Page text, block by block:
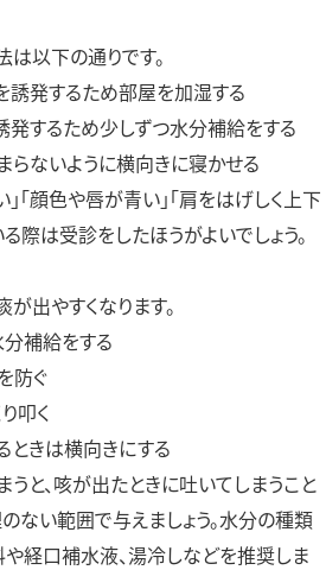
以下の通りです。
誘発するため部屋を加湿する
発するため少しずつ水分補給をする
ないように横向きに寝かせる
「顔色や唇が青い」「肩をはげしく上下
際は受診をしたほうがよいでしょう。
出やすくなります。
補給をする
防ぐ
叩く
ときは横向きにする
と、咳が出たときに吐いてしまうこと
ない範囲で与えましょう。水分の種類
経口補水液、湯冷しなどを推奨しま